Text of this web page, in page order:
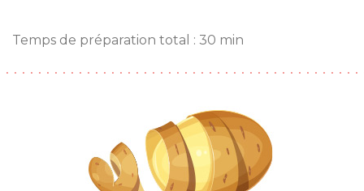
Temps de préparation total : 30 min